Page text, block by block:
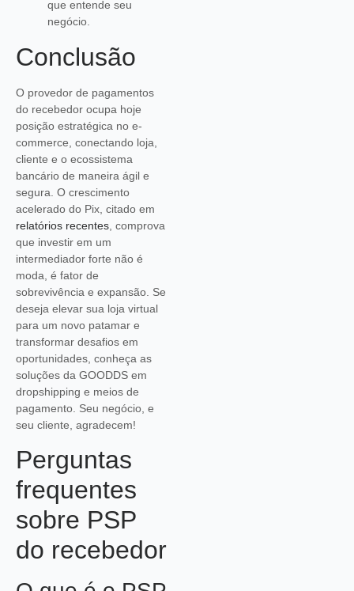
que entende seu
negócio.
Conclusão
O provedor de pagamentos
do recebedor ocupa hoje
posição estratégica no e-
commerce, conectando loja,
cliente e o ecossistema
bancário de maneira ágil e
segura. O crescimento
acelerado do Pix, citado em
relatórios recentes , comprova
que investir em um
intermediador forte não é
moda, é fator de
sobrevivência e expansão. Se
deseja elevar sua loja virtual
para um novo patamar e
transformar desafios em
oportunidades, conheça as
soluções da GOODDS em
dropshipping e meios de
pagamento. Seu negócio, e
seu cliente, agradecem!
Perguntas
frequentes
sobre PSP
do recebedor